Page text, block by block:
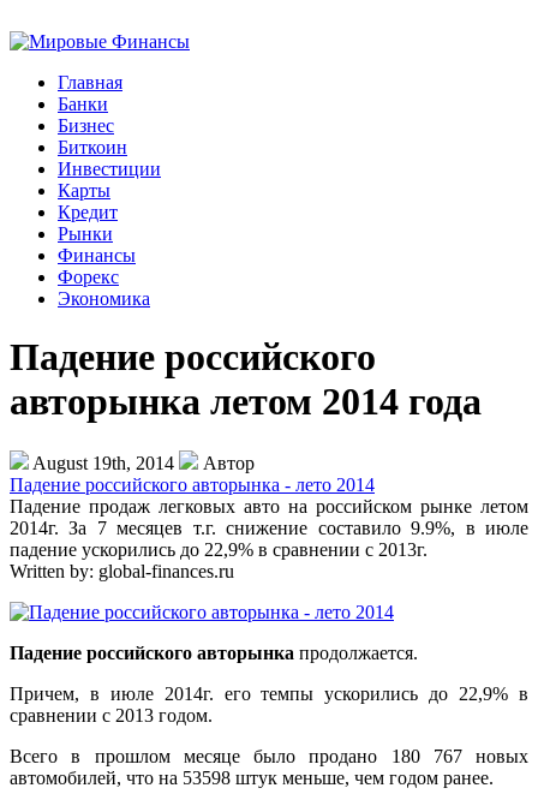
Главная
Банки
Бизнес
Биткоин
Инвестиции
Карты
Кредит
Рынки
Финансы
Форекс
Экономика
Падение российского
авторынка летом 2014 года
August 19th, 2014
Автор
Падение российского авторынка - лето 2014
Падение продаж легковых авто на российском рынке летом
2014г. За 7 месяцев т.г. снижение составило 9.9%, в июле
падение ускорились до 22,9% в сравнении с 2013г.
Written by: global-finances.ru
Падение российского авторынка продолжается.
Причем, в июле 2014г. его темпы ускорились до 22,9% в
сравнении с 2013 годом.
Всего в прошлом месяце было продано 180 767 новых
автомобилей, что на 53598 штук меньше, чем годом ранее.